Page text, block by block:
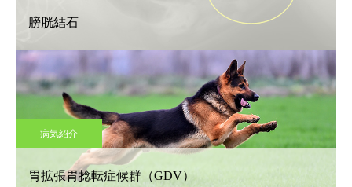
膀胱結石
病気紹介
胃拡張胃捻転症候群（GDV）